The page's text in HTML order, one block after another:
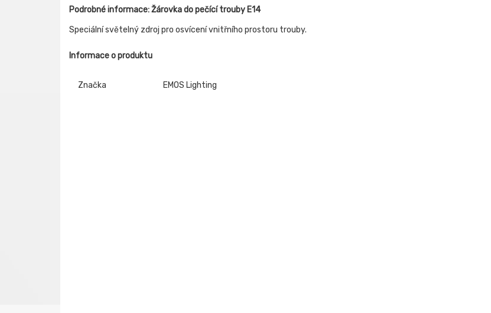
Podrobné informace: Žárovka do pečící trouby E14
Speciální světelný zdroj pro osvícení vnitřního prostoru trouby.
Informace o produktu
Značka EMOS Lighting